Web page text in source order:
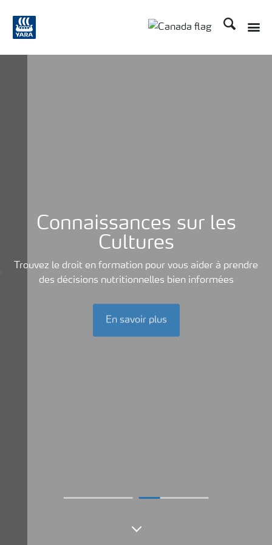
Recherche
Connaissances sur les
Cultures
Trouvez le droit en formation pour vous aider à prendre
des décisions nutritionnelles bien informées
En savoir plus